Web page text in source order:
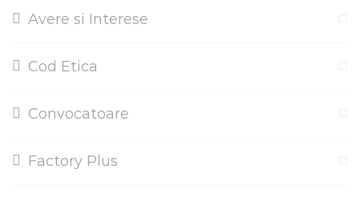
Avere si Interese
Cod Etica
Convocatoare
Factory Plus